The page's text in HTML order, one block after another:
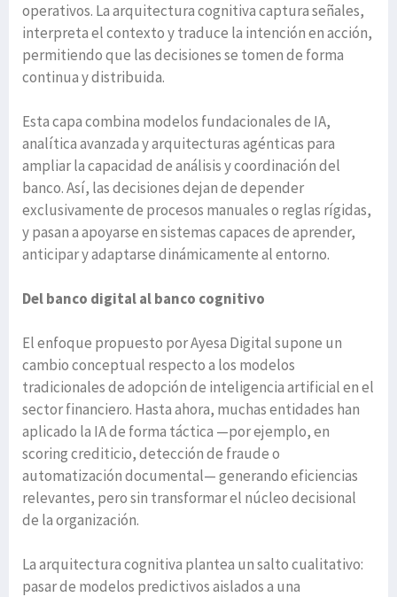
operativos. La arquitectura cognitiva captura señales,
interpreta el contexto y traduce la intención en acción,
permitiendo que las decisiones se tomen de forma
continua y distribuida.
Esta capa combina modelos fundacionales de IA,
analítica avanzada y arquitecturas agénticas para
ampliar la capacidad de análisis y coordinación del
banco. Así, las decisiones dejan de depender
exclusivamente de procesos manuales o reglas rígidas,
y pasan a apoyarse en sistemas capaces de aprender,
anticipar y adaptarse dinámicamente al entorno.
Del banco digital al banco cognitivo
El enfoque propuesto por Ayesa Digital supone un
cambio conceptual respecto a los modelos
tradicionales de adopción de inteligencia artificial en el
sector financiero. Hasta ahora, muchas entidades han
aplicado la IA de forma táctica —por ejemplo, en
scoring crediticio, detección de fraude o
automatización documental— generando eficiencias
relevantes, pero sin transformar el núcleo decisional
de la organización.
La arquitectura cognitiva plantea un salto cualitativo:
pasar de modelos predictivos aislados a una